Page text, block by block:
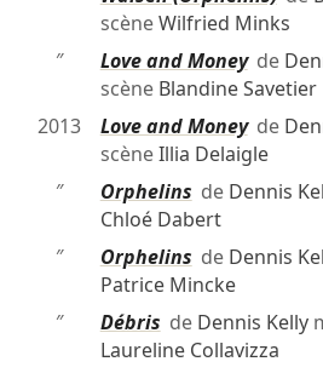
scèneWilfried Minks
″
Love and Moneyde
scène Blandine Savetier
2013
Love and Moneyde
scèneIllia Delaigle
″
Orphelins de Dennis
Chloé Dabert
″
Orphelins de Dennis
Patrice Mincke
″
Débris de Dennis Kelly
Laureline Collavizza